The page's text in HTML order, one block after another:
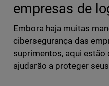
empresas de
Embora haja muitas
cibersegurança das
suprimentos, aqui
ajudarão a proteger